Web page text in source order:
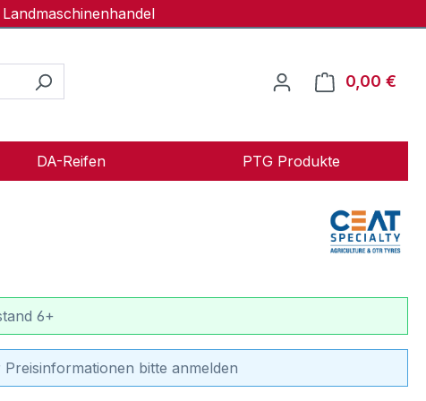
0,00 €
DA-Reifen PTG Produkte
6+
Preisinformationen bitte anmelden